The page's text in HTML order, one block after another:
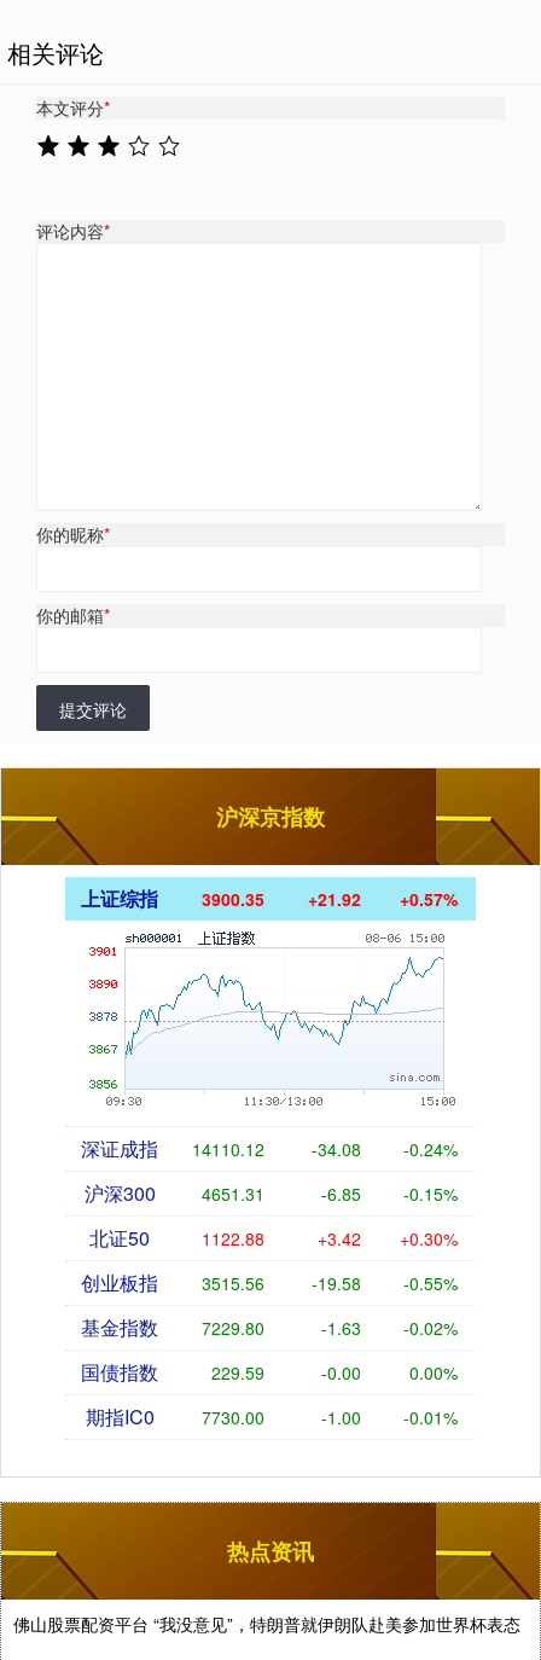
相关评论
本文评分*
评论内容*
你的昵称*
你的邮箱*
提交评论
沪深京指数
上证综指 3900.35 +21.92 +0.57%
深证成指 14110.12 -34.08 -0.24%
沪深300 4651.31 -6.85 -0.15%
北证50 1122.88 +3.42 +0.30%
创业板指 3515.56 -19.58 -0.55%
基金指数 7229.80 -1.63 -0.02%
国债指数 229.59 -0.00 0.00%
期指IC0 7730.00 -1.00 -0.01%
热点资讯
佛山股票配资平台 “我没意见”，特朗普就伊朗队赴美参加世界杯表态